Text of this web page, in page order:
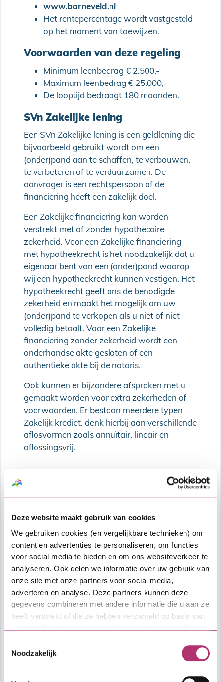
Deze website maakt gebruik van cookies
We gebruiken cookies (en vergelijkbare technieken) om
content en advertenties te personaliseren, om functies
voor social media te bieden en om ons websiteverkeer te
analyseren. Ook delen we informatie over uw gebruik van
onze site met onze partners voor social media,
adverteren en analyse. Deze partners kunnen deze
gegevens combineren met andere informatie die u aan ze
heeft verstrekt of die ze hebben verzameld op basis van
Noodzakelijk
www.barneveld.nl
Het rentepercentage wordt vastgesteld
op het moment van toewijzen.
Voorwaarden van deze regeling
Minimum leenbedrag € 2.500,-
Maximum leenbedrag € 25.000,-
De looptijd bedraagt 180 maanden.
SVn Zakelijke lening
Een SVn Zakelijke lening is een geldlening die
bijvoorbeeld gebruikt wordt om een
(onder)pand aan te schaffen, te verbouwen,
te verbeteren of te verduurzamen. De
aanvrager is een rechtspersoon of de
financiering heeft een zakelijk doel.
Een Zakelijke financiering kan worden
verstrekt met of zonder hypothecaire
zekerheid. Voor een Zakelijke financiering
met hypotheekrecht is het noodzakelijk dat u
eigenaar bent van een (onder)pand waarop
wij een hypotheekrecht kunnen vestigen. Het
hypotheekrecht geeft ons de benodigde
zekerheid en maakt het mogelijk om uw
(onder)pand te verkopen als u niet of niet
volledig betaalt. Voor een Zakelijke
financiering zonder zekerheid wordt een
onderhandse akte gesloten of een
authentieke akte bij de notaris.
Ook kunnen er bijzondere afspraken met u
gemaakt worden voor extra zekerheden of
voorwaarden. Er bestaan meerdere typen
Zakelijk krediet, denk hierbij aan verschillende
aflosvormen zoals annuïtair, lineair en
aflossingsvrij.
Bekijk de actuele
Algemene Bepalingen
Afsluitkosten: 1% over de hoofdsom van
de lening met een minimum van €
1.500,- en een maximum van € 7.500,-.
Deze worden ingehouden op de SVn
Zakelijke lening.
Overige kosten, zoals kosten voor
financieel advies, taxatie en notaris.
Vragen?
aanvraagproces of de lening, dan kun je
contact opnemen met SVn. Voor vragen over
specifieke voorwaarden van de verordening